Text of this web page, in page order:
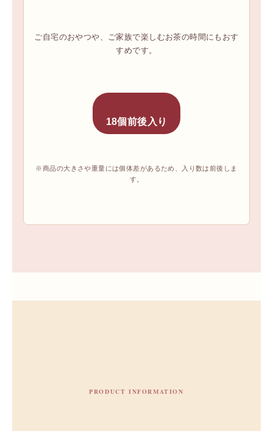
ご自宅のおやつや、ご家族で楽しむお茶の時間にもおす
すめです。
18個前後入り
※商品の大きさや重量には個体差があるため、入り数は前後しま
す。
PRODUCT INFORMATION